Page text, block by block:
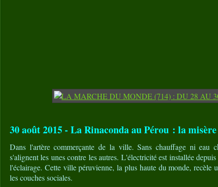
30 août 2015 - La Rinaconda au Pérou : la
Dans l'artère commerçante de la ville. Sans chauffage ni eau
s'alignent les unes contre les autres. L'électricité est installée
l'éclairage. Cette ville péruvienne, la plus haute du monde, recèle
les couches sociales.